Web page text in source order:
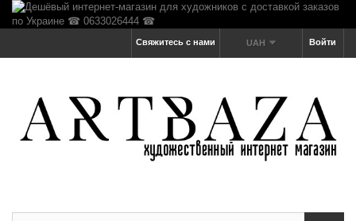
Войти
UAH
Свяжитесь с нами